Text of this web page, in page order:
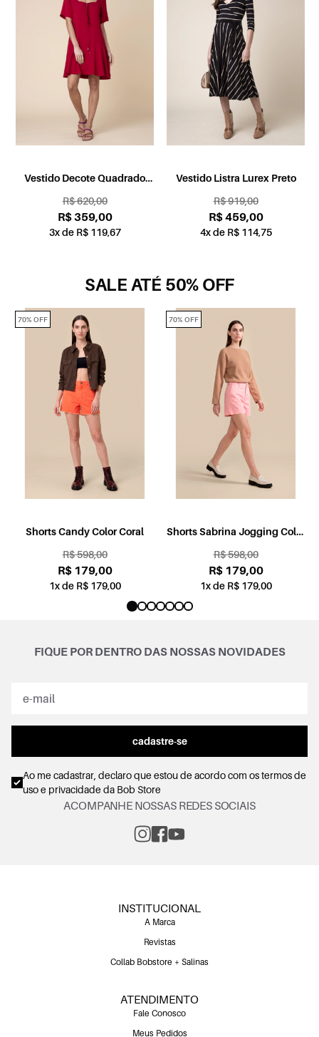
Vestido Decote Quadrado
R$ 620,00
R$ 359,00
3x de R$ 119,67
Vestido Listra Lurex Preto
R$ 919,00
R$ 459,00
4x de R$ 114,75
SALE ATÉ 50% OFF
Shorts Candy Color Coral
R$ 598,00
R$ 179,00
1x de R$ 179,00
70% OFF
Shorts Sabrina Jogging Color
R$ 598,00
R$ 179,00
1x de R$ 179,00
70% OFF
FIQUE POR DENTRO DAS NOSSAS NOVIDADES
cadastre-se
Ao me cadastrar, declaro que estou de acordo com ostermos de
uso e privacidadeda Bob Store
ACOMPANHE NOSSAS REDES SOCIAIS
INSTITUCIONAL
A Marca
Revistas
Collab Bobstore + Salinas
ATENDIMENTO
Fale Conosco
Meus Pedidos